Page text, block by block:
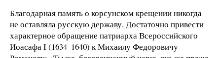
Благодарная память о корсунском крещении никогда
не оставляла русскую державу. Достаточно привести
характерное обращение патриарха Всероссийского
Иоасафа I (1634–1640) к Михаилу Федоровичу